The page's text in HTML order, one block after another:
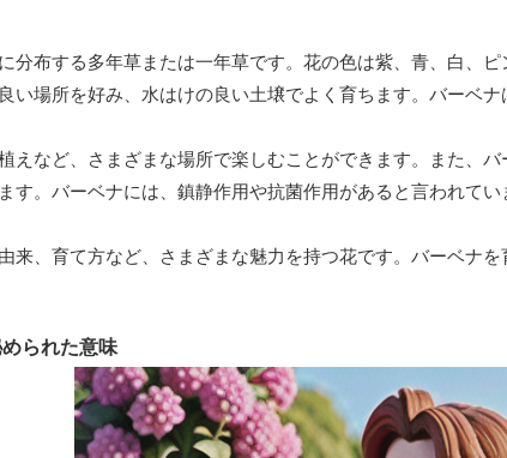
分布する多年草または一年草です。花の色は紫、青、白、
い場所を好み、水はけの良い土壌でよく育ちます。バーベ
えなど、さまざまな場所で楽しむことができます。また、
す。バーベナには、鎮静作用や抗菌作用があると言われてい
来、育て方など、さまざまな魅力を持つ花です。バーベナを
られた意味